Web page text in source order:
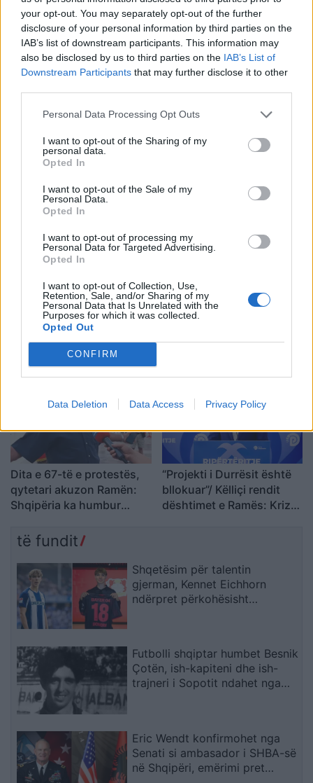
your opt-out. You may separately opt-out of the further
disclosure of your personal information by third parties on the
IAB’s list of downstream participants. This information may
also be disclosed by us to third parties on the IAB’s List of
Downstream Participants that may further disclose it to other
Personal Data Processing Opt Outs
I want to opt-out of the Sharing of my
personal data.
Opted In
I want to opt-out of the Sale of my
Personal Data.
Opted In
I want to opt-out of processing my
Personal Data for Targeted Advertising.
Opted In
I want to opt-out of Collection, Use,
Retention, Sale, and/or Sharing of my
Personal Data that Is Unrelated with the
Purposes for which it was collected.
Opted Out
CONFIRM
Data Deletion Data Access Privacy Policy
nga Senati si ambasador i
SHBA-së në Shqipëri,
emërimi pret firmën e
Trump
ndahet nga jeta Besnik
Çota, ish-kapiten dhe ish-
trajner i Sopotit
Flakët përhapen me
shpejtësi në Pocest të
Dibrës, disa banesa në
Pedagogët në shërbim të
nga protesta: Të
bashkohemi për
VIDEO/Me këtë gol, a ia
rrezikon Talisca vendin në
sulm Vedat Muriqit?!
Ronela Hajati ‘shpërthen’
Të vjen turp t’i lexosh, jo
Dita e 67-të e protestës,
qytetari akuzon Ramën:
Shqipëria ka humbur
“Projekti i Durrësit është
bllokuar”/ Këlliçi rendit
dështimet e Ramës: Kriza
të fundit
Shqetësim për talentin
gjerman, Kennet Eichhorn
ndërpret përkohësisht
Futbolli shqiptar humbet Besnik
Çotën, ish-kapiteni dhe ish-
trajneri i Sopotit ndahet nga
Eric Wendt konfirmohet nga
Senati si ambasador i SHBA-së
në Shqipëri, emërimi pret